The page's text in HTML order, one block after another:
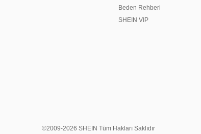
Beden Rehberi
SHEIN VIP
©2009-2026 SHEIN Tüm Hakları Saklıdır